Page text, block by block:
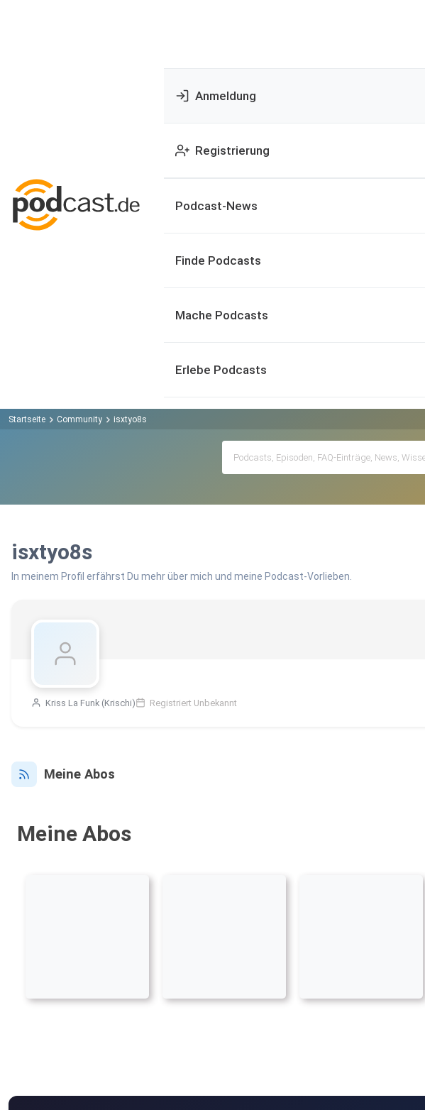
Anmeldung
Registrierung
Podcast-News
Finde Podcasts
Mache Podcasts
Erlebe Podcasts
Startseite Community isxtyo8s
isxtyo8s
In meinem Profil erfährst Du mehr über mich und meine Podcast-Vorlieben.
Kriss La Funk (Krischi) Registriert Unbekannt
Meine Abos
Meine Abos